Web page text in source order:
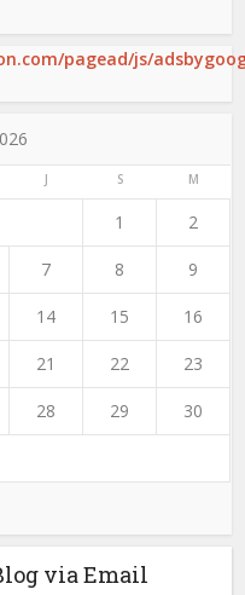
pagead/js/
J S M
1 2
7 8 9
14 15 16
21 22 23
28 29 30
via Email